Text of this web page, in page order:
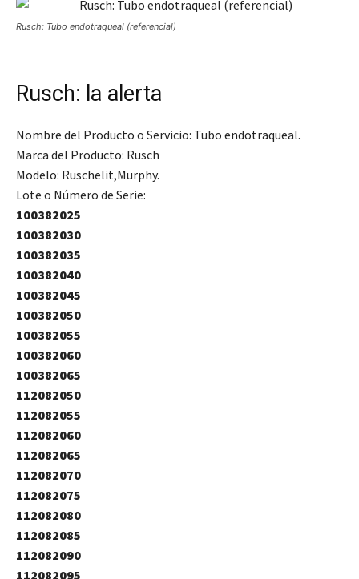
Rusch: Tubo endotraqueal (referencial)
Rusch: la alerta
Nombre del Producto o Servicio: Tubo endotraqueal.
Marca del Producto: Rusch
Modelo: Ruschelit,Murphy.
Lote o Número de Serie:
100382025
100382030
100382035
100382040
100382045
100382050
100382055
100382060
100382065
112082050
112082055
112082060
112082065
112082070
112082075
112082080
112082085
112082090
112082095